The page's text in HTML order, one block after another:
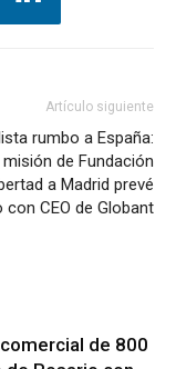
Artículo siguiente
rumbo a España:
de Fundación
a Madrid prevé
con CEO de Globant
de 800